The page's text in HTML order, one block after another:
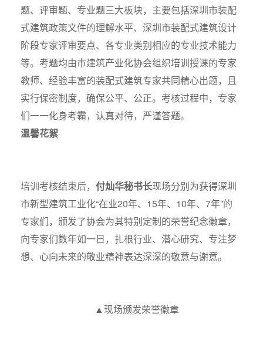
题、评审题、专业题三大板块，主要包括深圳市装配
式建筑政策文件的理解水平、深圳市装配式建筑设计
阶段专家评审要点、各专业类别相应的专业技术能力
等。考题均由市建筑产业化协会组织培训授课的专家
教师、经验丰富的装配式建筑专家共同精心出题，且
实行保密制度，确保公平、公正。考核过程中，专家
们一一化身考霸，认真对待，严谨答题。
温馨花絮
培训考核结束后， 付灿华秘书长现场分别为获得深圳
市新型建筑工业化“在业20年、15年、10年、7年”的
专家们，颁发了协会为其特别定制的荣誉纪念徽章，
向专家们数年如一日，扎根行业、潜心研究、专注梦
想、心向未来的敬业精神表达深深的敬意与谢意。
▲现场颁发荣誉徽章